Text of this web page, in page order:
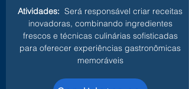
Atividades: Será responsável criar receitas
inovadoras, combinando ingredientes
frescos e técnicas culinárias sofisticadas
para oferecer experiências gastronômicas
memoráveis